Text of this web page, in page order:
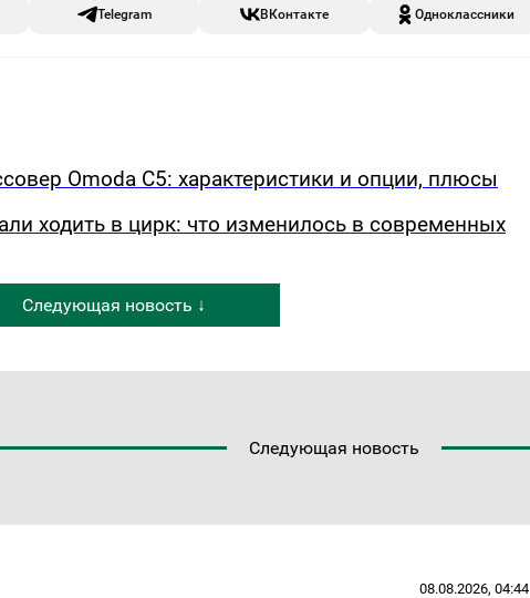
Telegram ВКонтакте Одноклассники
Omoda C5: характеристики и опции, плюсы
ходить в цирк: что изменилось в современных
Следующая новость ↓
Следующая новость
08.08.2026, 04:44